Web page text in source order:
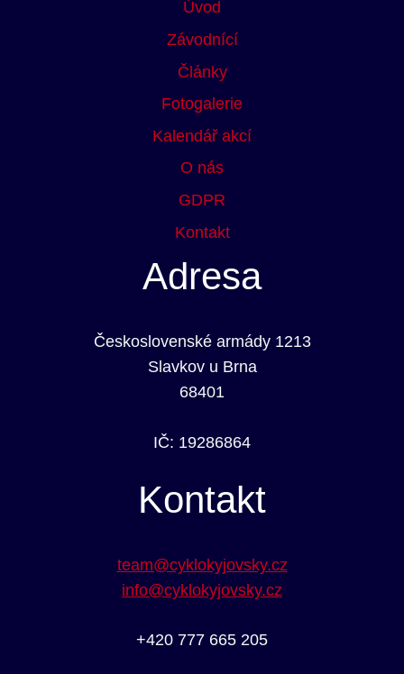
Úvod
Závodnící
Články
Fotogalerie
Kalendář akcí
O nás
GDPR
Kontakt
Adresa
Československé armády 1213
Slavkov u Brna
68401
IČ: 19286864
Kontakt
team@cyklokyjovsky.cz
info@cyklokyjovsky.cz
+420 777 665 205